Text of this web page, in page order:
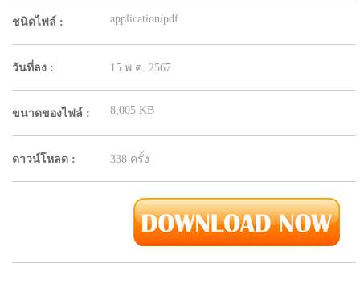
ชนิดไฟล์ : application/pdf
วันที่ลง : 15 พ.ค. 2567
ขนาดของไฟล์ : 8,005 KB
ดาวน์โหลด : 338 ครั้ง